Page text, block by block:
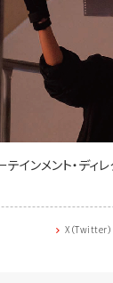
インメント・ディ
X（Twitter）